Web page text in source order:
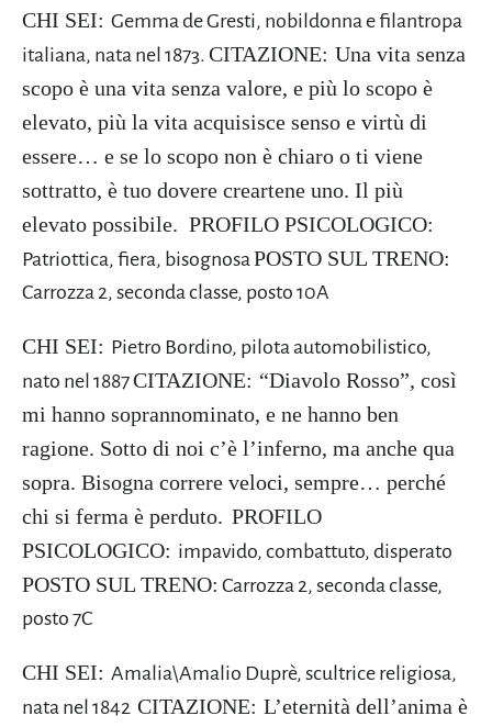
CHI SEI: Gemma de Gresti, nobildonna e filantropa
italiana, nata nel 1873. CITAZIONE: Una vita senza
scopo è una vita senza valore, e più lo scopo è
elevato, più la vita acquisisce senso e virtù di
essere… e se lo scopo non è chiaro o ti viene
sottratto, è tuo dovere creartene uno. Il più
elevato possibile. PROFILO PSICOLOGICO:
Patriottica, fiera, bisognosa POSTO SUL TRENO:
Carrozza 2, seconda classe, posto 10A
CHI SEI: Pietro Bordino, pilota automobilistico,
nato nel 1887CITAZIONE: “Diavolo Rosso”, così
mi hanno soprannominato, e ne hanno ben
ragione. Sotto di noi c’è l’inferno, ma anche qua
sopra. Bisogna correre veloci, sempre… perché
chi si ferma è perduto. PROFILO
PSICOLOGICO: impavido, combattuto, disperato
POSTO SUL TRENO: Carrozza 2, seconda classe,
posto 7C
CHI SEI: Amalia\Amalio Duprè, scultrice religiosa,
nata nel 1842 CITAZIONE: L’eternità dell’anima è